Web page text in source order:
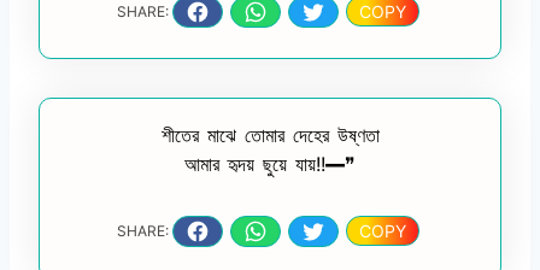
SHARE: COPY
শীতের মাঝে তোমার দেহের উষ্ণতা
আমার হৃদয় ছুয়ে যায়!!━❞
SHARE: COPY